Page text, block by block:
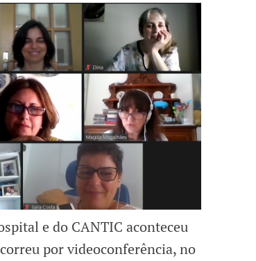
e do CANTIC aconteceu
por videoconferência, no